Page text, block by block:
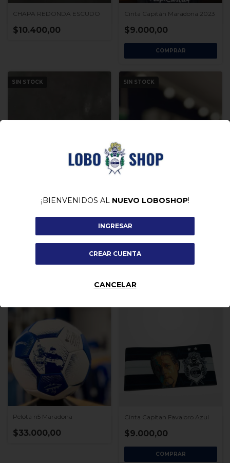
CHAPA REDONDA ESCUDO
$10.400,00
Cinta Capitán Maradona 2023
$9.000,00
COMPRAR
SIN STOCK
$20.000,00
SIN STOCK
Pelota n5 Lobo
$33.000,00
Pelota n5 Maradona
$33.000,00
Cinta Capitan Favaloro Azul
$9.000,00
COMPRAR
¡BIENVENIDOS AL NUEVO LOBOSHOP!
INGRESAR
CREAR CUENTA
CANCELAR